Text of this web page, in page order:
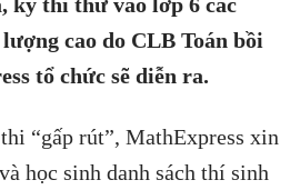
cao do CLB Toán bồi
tổ chức sẽ diễn ra.
“gấp rút”, MathExpress xin
học sinh danh sách thí sinh